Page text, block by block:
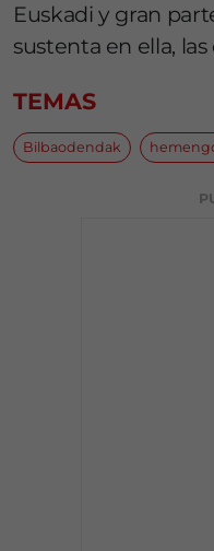
Euskadi y gran
sustenta en ella,
TEMAS
Bilbaodendak